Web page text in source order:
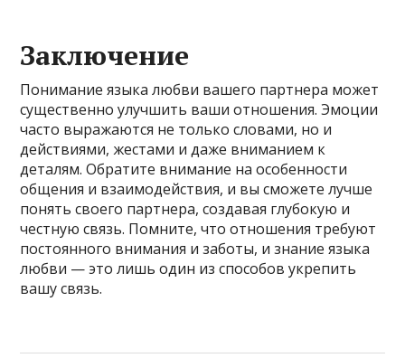
Заключение
Понимание языка любви вашего партнера может
существенно улучшить ваши отношения. Эмоции
часто выражаются не только словами, но и
действиями, жестами и даже вниманием к
деталям. Обратите внимание на особенности
общения и взаимодействия, и вы сможете лучше
понять своего партнера, создавая глубокую и
честную связь. Помните, что отношения требуют
постоянного внимания и заботы, и знание языка
любви — это лишь один из способов укрепить
вашу связь.